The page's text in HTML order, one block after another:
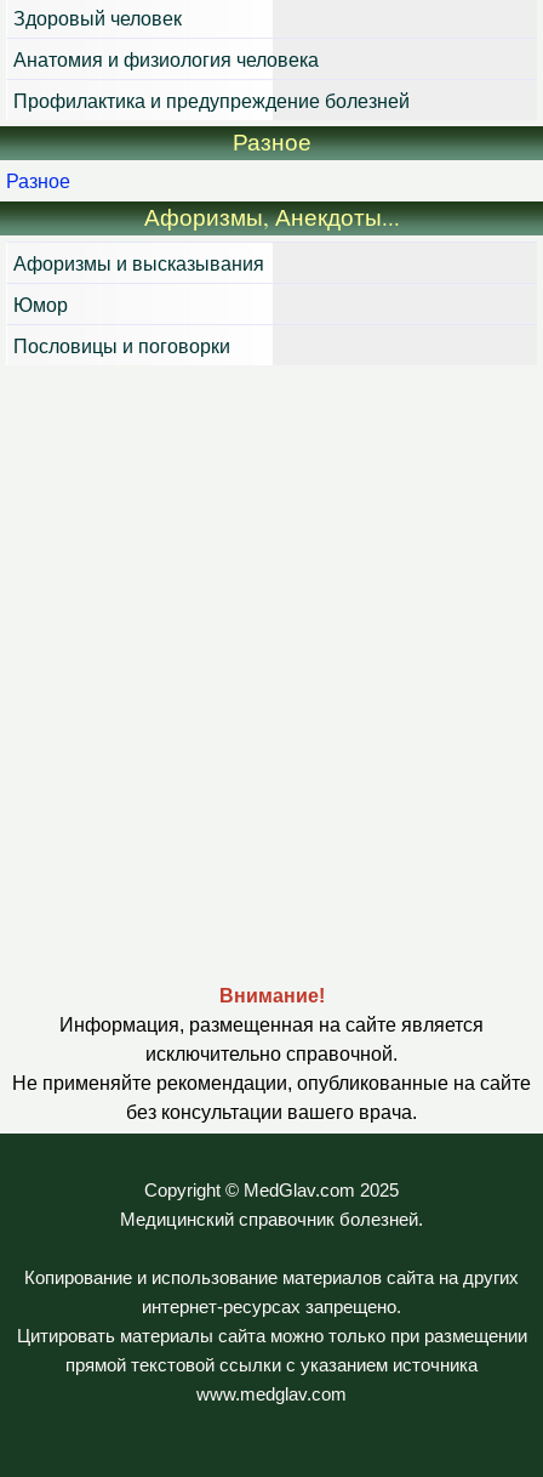
Здоровый человек
Анатомия и физиология человека
Профилактика и предупреждение болезней
Разное
Разное
Афоризмы, Анекдоты...
Афоризмы и высказывания
Юмор
Пословицы и поговорки
Внимание!
Информация, размещенная на сайте является
исключительно справочной.
Не применяйте рекомендации, опубликованные на сайте
без консультации вашего врача.
Copyright © MedGlav.com 2025
Медицинский справочник болезней.
Копирование и использование материалов сайта на других
интернет-ресурсах запрещено.
Цитировать материалы сайта можно только при размещении
прямой текстовой ссылки с указанием источника
www.medglav.com